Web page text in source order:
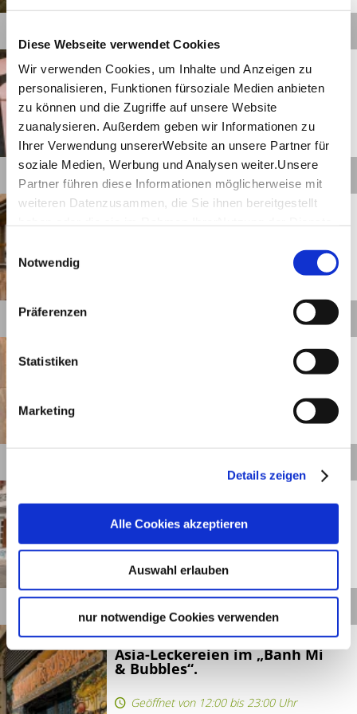
Diese Webseite verwendet Cookies
Wir verwenden Cookies, um Inhalte und Anzeigen zu
personalisieren, Funktionen fürsoziale Medien anbieten
zu können und die Zugriffe auf unsere Website
zuanalysieren. Außerdem geben wir Informationen zu
Ihrer Verwendung unsererWebsite an unsere Partner für
soziale Medien, Werbung und Analysen weiter.Unsere
Partner führen diese Informationen möglicherweise mit
weiteren Datenzusammen, die Sie ihnen bereitgestellt
Impressum
Einwilligungsauswahl
Notwendig
Präferenzen
Statistiken
Marketing
Details zeigen
Alle Cookies akzeptieren
Auswahl erlauben
nur notwendige Cookies verwenden
©
Matcha meets Designerstuhl
bei „Juni Essentials“.
Geöffnet von 10:00 bis 22:00 Uhr
Details
Stuttgart Entfernung anzeigen
Durch Eritrea futtern im
Geöffnet von 17:00 bis 01:00 Uhr
Raum für Design und Kaffee
Geöffnet von 11:00 bis 19:00 Uhr
Schwäbisch schmausen in
der „Tauberquelle“.
Stuttgart Entfernung anzeigen
Asia-Leckereien im „Banh Mi
& Bubbles“.
Geöffnet von 12:00 bis 23:00 Uhr